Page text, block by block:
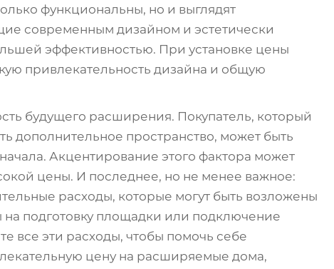
функциональны, но и выглядят
современным дизайном и эстетически
эффективностью. При установке цены
привлекательность дизайна и общую
будущего расширения. Покупатель, который
дополнительное пространство, может быть
Акцентирование этого фактора может
цены. И последнее, но не менее важное:
расходы, которые могут быть возложены
на подготовку площадки или подключение
все эти расходы, чтобы помочь себе
цену на расширяемые дома,